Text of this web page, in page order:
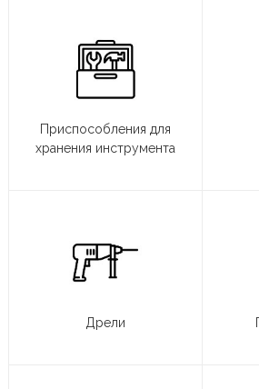
Приспособления для
хранения инструмента
Дрели